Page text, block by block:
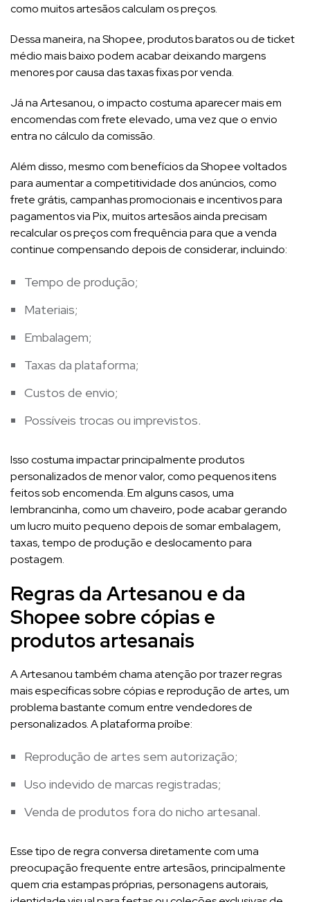
como muitos artesãos calculam os preços.
Dessa maneira, na Shopee, produtos baratos ou de ticket
médio mais baixo podem acabar deixando margens
menores por causa das taxas fixas por venda.
Já na Artesanou, o impacto costuma aparecer mais em
encomendas com frete elevado, uma vez que o envio
entra no cálculo da comissão.
Além disso, mesmo com benefícios da Shopee voltados
para aumentar a competitividade dos anúncios, como
frete grátis, campanhas promocionais e incentivos para
pagamentos via Pix, muitos artesãos ainda precisam
recalcular os preços com frequência para que a venda
continue compensando depois de considerar, incluindo:
Tempo de produção;
Materiais;
Embalagem;
Taxas da plataforma;
Custos de envio;
Possíveis trocas ou imprevistos.
Isso costuma impactar principalmente produtos
personalizados de menor valor, como pequenos itens
feitos sob encomenda. Em alguns casos, uma
lembrancinha, como um chaveiro, pode acabar gerando
um lucro muito pequeno depois de somar embalagem,
taxas, tempo de produção e deslocamento para
postagem.
Regras da Artesanou e da
Shopee sobre cópias e
produtos artesanais
A Artesanou também chama atenção por trazer regras
mais específicas sobre cópias e reprodução de artes, um
problema bastante comum entre vendedores de
personalizados. A plataforma proíbe:
Reprodução de artes sem autorização;
Uso indevido de marcas registradas;
Venda de produtos fora do nicho artesanal.
Esse tipo de regra conversa diretamente com uma
preocupação frequente entre artesãos, principalmente
quem cria estampas próprias, personagens autorais,